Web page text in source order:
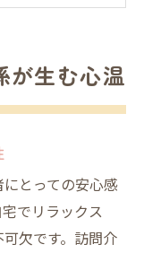
事例
護の心温まる
慮と優しさ
せ
い交流
が生む心温
とっての安心感
でリラックス
欠です。訪問介